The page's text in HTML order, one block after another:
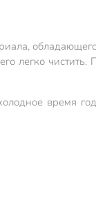
легко
время